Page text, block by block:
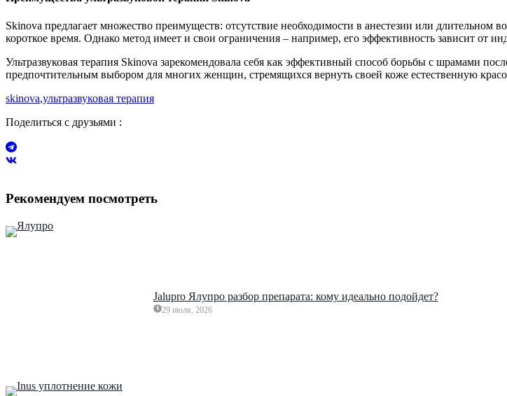
Skinova предлагает множество преимуществ: отсутствие необходимости в анестезии или
короткое время. Однако метод имеет и свои ограничения – например, его эффективность зависит от
Ультразвуковая терапия Skinova зарекомендовала себя как эффективный способ борьбы с шрамами
предпочтительным выбором для многих женщин, стремящихся вернуть своей коже естественную
skinova,ультразвуковая терапия
Поделиться с друзьями :
Рекомендуем посмотреть
Jalupro Ялупро разбор препарата: кому идеально подойдет?
29 июля, 2026